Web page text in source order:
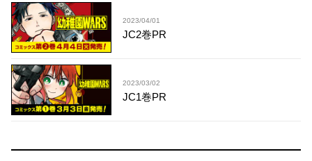
2023/04/01
JC2巻PR
2023/03/02
JC1巻PR